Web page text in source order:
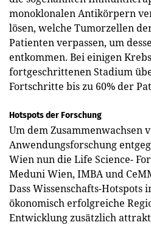
monoklonalen Antikörpern
lösen, welche Tumorzellen
Patienten verpassen, um
entkommen. Bei einigen
fortgeschrittenen Stadium
Fortschritte bis zu 60% der
Hotspots der Forschung
Um dem Zusammenwachsen
Anwendungsforschung
Wien nun die Life Science-
Meduni Wien, IMBA und
Dass Wissenschafts-Hotspots
ökonomisch erfolgreiche
Entwicklung zusätzlich